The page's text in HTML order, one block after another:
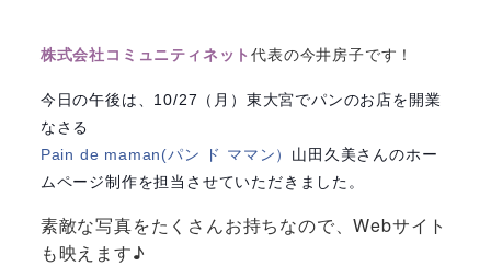
株式会社コミュニティネット代表の今井房子です！
今日の午後は、10/27（月）東大宮でパンのお店を開業
なさる
Pain de maman(パン ド ママン） 山田久美さんのホー
ムページ制作を担当させていただきました。
素敵な写真をたくさんお持ちなので、Webサイト
も映えます♪